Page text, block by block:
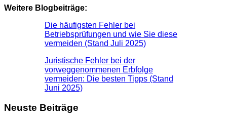
Weitere Blogbeiträge:
Die häufigsten Fehler bei
Betriebsprüfungen und wie Sie diese
vermeiden (Stand Juli 2025)
Juristische Fehler bei der
vorweggenommenen Erbfolge
vermeiden: Die besten Tipps (Stand
Juni 2025)
Neuste Beiträge